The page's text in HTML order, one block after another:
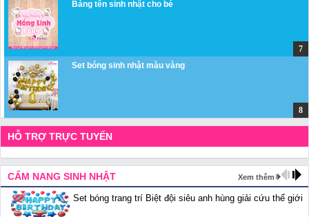
Bảng tên sinh nhật cho bé
Set bóng sinh nhật màu vàng
HỖ TRỢ TRỰC TUYẾN
CẨM NANG SINH NHẬT Xem thêm
Set bóng trang trí Biệt đội siêu anh hùng giải cứu thế giới